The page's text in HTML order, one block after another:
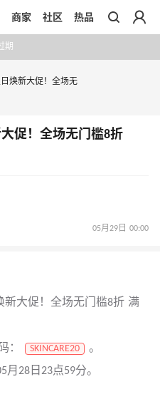
商家 社区 热品
期
促！全场无门槛8折
05月29日 00:00
新大促！全场无门槛8折 满
：
SKINCARE20
。
28日23点59分。